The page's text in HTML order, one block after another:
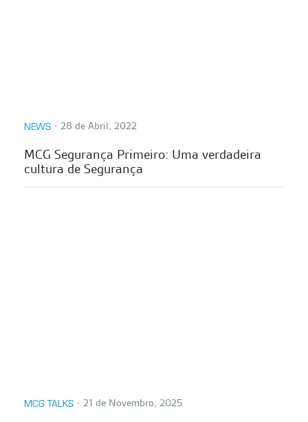
NEWS ∙ 28 de Abril, 2022
MCG Segurança Primeiro: Uma verdadeira
cultura de Segurança
MCG TALKS ∙ 21 de Novembro, 2025